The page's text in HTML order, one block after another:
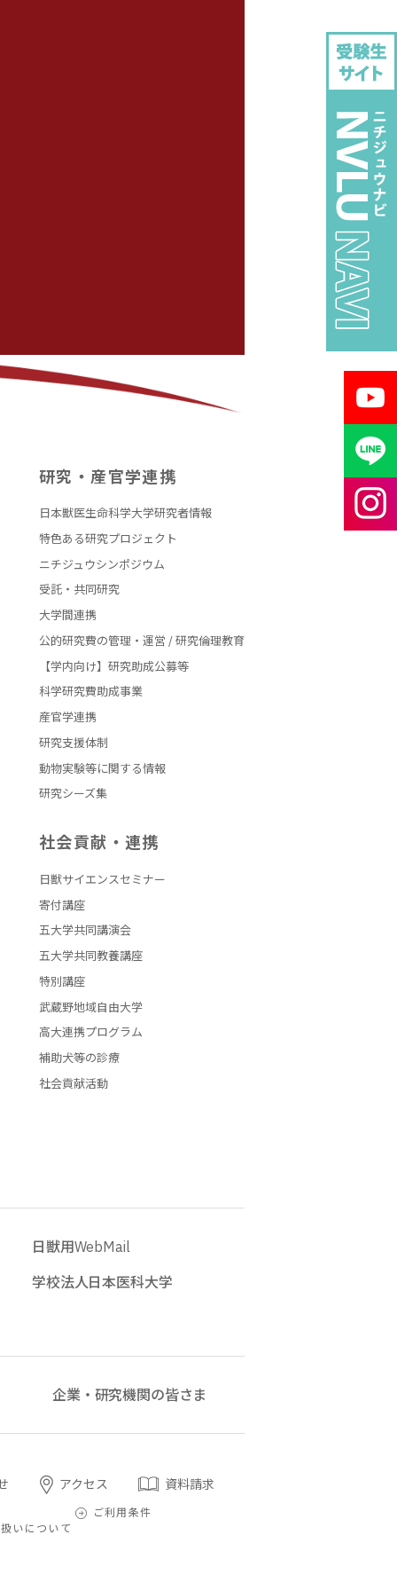
研究・産官学連携
日本獣医生命科学大学研究者情報
特色ある研究プロジェクト
ニチジュウシンポジウム
受託・共同研究
大学間連携
公的研究費の管理・運営 / 研究倫理教育
【学内向け】研究助成公募等
科学研究費助成事業
産官学連携
研究支援体制
動物実験等に関する情報
研究シーズ集
社会貢献・連携
日獣サイエンスセミナー
寄付講座
五大学共同講演会
五大学共同教養講座
特別講座
武蔵野地域自由大学
高大連携プログラム
補助犬等の診療
社会貢献活動
日獣用WebMail
学校法人日本医科大学
企業・研究機関の皆さま
アクセス 資料請求
ご利用条件
いについて